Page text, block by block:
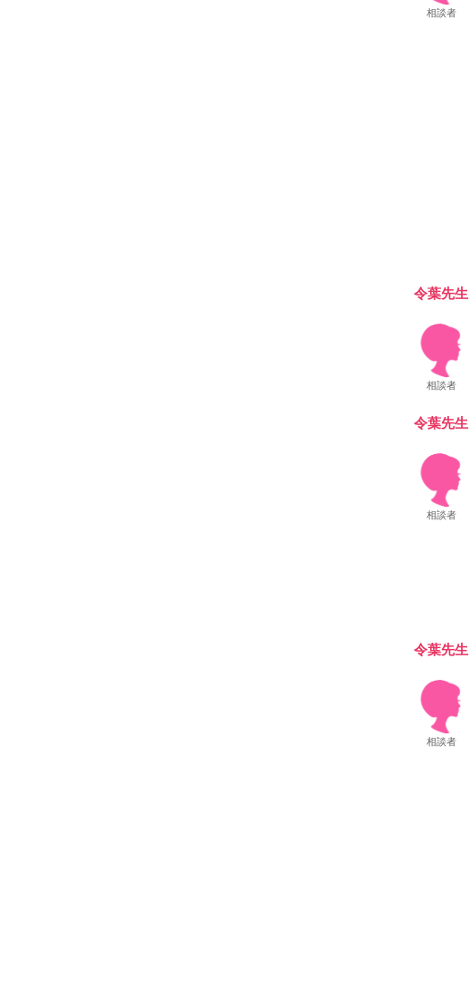
相談者
令葉先生
相談者
令葉先生
相談者
令葉先生
相談者